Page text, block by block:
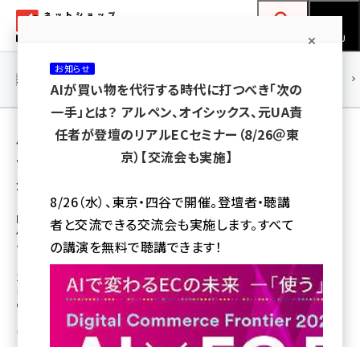
ン
ネットショップ担当者フォーラム
MENU
yahoo (1906)
楽天 (1874)
アスクル (1122)
base (1081)
連載・特集 |
用語「トライアル西友」 が使われている記事の
一覧
全 3 記事中 1 ～ 3 を表示中
IoT機器やAI技術のデータ分析で新たな購買
体験、トライアルと西友の強みを融合した新
フォーマット1号店をオープン
1号店の「トライアル西友」は、トライアルが強みとするIT・デジタル技術を活用
したスマートな購買体験と、西友が得意とする都市型立地や「おいしい食」へ
のこだわりを組み合わせた新フォーマット。
[執筆]
お知らせ
AIが買い物を代行する時代に打つべき「次の
一手」とは？ アルペン、オイシックス、元UA責
任者が登壇のリアルECセミナー（8/26＠東
京）【交流会も実施】
8/26（水）、東京・四谷で開催。登壇者・聴講
者と交流できる交流会も実施します。すべて
の講演を無料で聴講できます！